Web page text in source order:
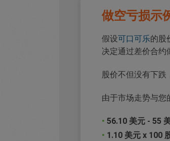
做空亏损示
假设可口可乐的股
决定通过差价合约
股价不但没有下跌
由于市场走势与您
• 56.10 美元 - 55
• 1.10 美元 x 100